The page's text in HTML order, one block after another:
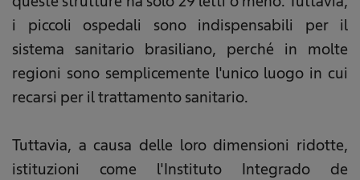
i piccoli ospedali sono indispensabili per il
sistema sanitario brasiliano, perché in molte
regioni sono semplicemente l'unico luogo in cui
recarsi per il trattamento sanitario.
Tuttavia, a causa delle loro dimensioni ridotte,
istituzioni come l'Instituto Integrado de